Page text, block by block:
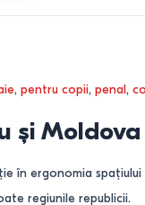
, pentru copii, penal,
și Moldova
în ergonomia
regiunile republicii.